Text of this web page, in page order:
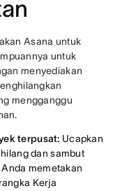
Asana untuk
untuk
menyediakan
mengganggu
terpusat: Ucapkan
dan sambut
memetakan
Kerja